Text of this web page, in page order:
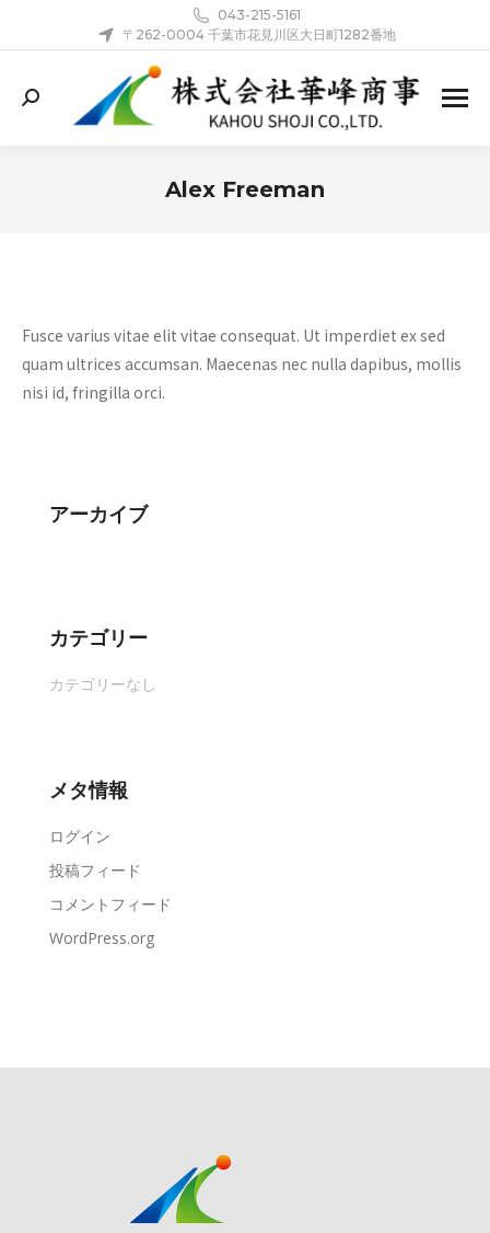
043-215-5161
〒262-0004 千葉市花見川区大日町1282番地
Search:
Alex Freeman
Fusce varius vitae elit vitae consequat. Ut imperdiet ex sed
quam ultrices accumsan. Maecenas nec nulla dapibus, mollis
nisi id, fringilla orci.
アーカイブ
カテゴリー
カテゴリーなし
メタ情報
ログイン
投稿フィード
コメントフィード
WordPress.org